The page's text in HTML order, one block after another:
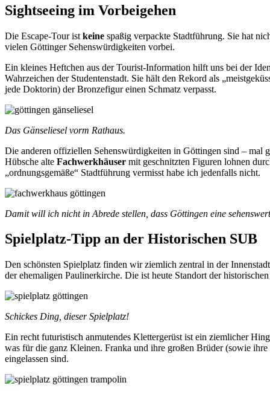
Sightseeing im Vorbeigehen
Die Escape-Tour ist keine spaßig verpackte Stadtführung. Sie hat
vielen Göttinger Sehenswürdigkeiten vorbei.
Ein kleines Heftchen aus der Tourist-Information hilft uns bei der
Wahrzeichen der Studentenstadt. Sie hält den Rekord als
jede Doktorin) der Bronzefigur einen Schmatz verpasst.
Das Gänseliesel vorm Rathaus.
Die anderen offiziellen Sehenswürdigkeiten in Göttingen sind – mal
Hübsche alte Fachwerkhäuser mit geschnitzten Figuren lohnen
„ordnungsgemäße“ Stadtführung vermisst habe ich jedenfalls nicht.
Damit will ich nicht in Abrede stellen, dass Göttingen eine
Spielplatz-Tipp an der Historischen SUB
Den schönsten Spielplatz finden wir ziemlich zentral in der
der ehemaligen Paulinerkirche. Die ist heute Standort der
Schickes Ding, dieser Spielplatz!
Ein recht futuristisch anmutendes Klettergerüst ist ein ziemlicher
was für die ganz Kleinen. Franka und ihre großen Brüder (sowie
eingelassen sind.